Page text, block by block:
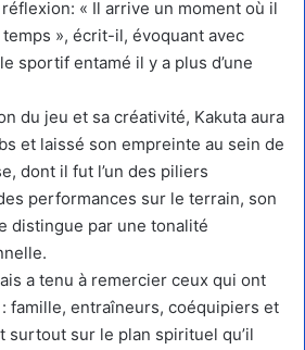
« Il arrive un moment où il
», écrit-il, évoquant avec
sportif entamé il y a plus d’une
du jeu et sa créativité, Kakuta aura
et laissé son empreinte au sein de
dont il fut l’un des piliers
performances sur le terrain, son
distingue par une tonalité
a tenu à remercier ceux qui ont
famille, entraîneurs, coéquipiers et
surtout sur le plan spirituel qu’il